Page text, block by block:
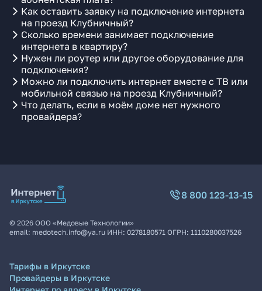
Как оставить заявку на подключение интернета
на проезд Клубничный?
Сколько времени занимает подключение
интернета в квартиру?
Нужен ли роутер или другое оборудование для
подключения?
Можно ли подключить интернет вместе с ТВ или
мобильной связью на проезд Клубничный?
Что делать, если в моём доме нет нужного
провайдера?
8 800 123-13-15
© 2026 ООО «Медовые Технологии»
email: medotech.info@ya.ru ИНН: 0278180571 ОГРН: 1110280037526
Тарифы в Иркутске
Провайдеры в Иркутске